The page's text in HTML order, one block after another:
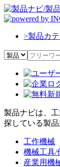
>製品カ
製品ナビは、
探している製
工作機械
機械工具/
産業用機